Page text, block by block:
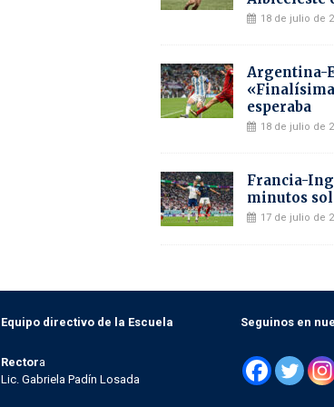
18 de julio de
Argentina-
esperaba
18 de julio de
Francia-
minutos
17 de julio de
Equipo directivo de la Escuela
Rectora
Lic. Gabriela Padín Losada
Seguinos en